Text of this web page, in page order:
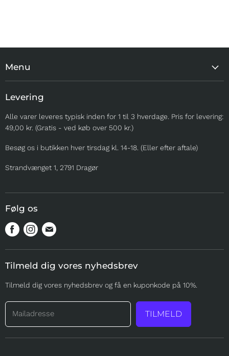
Menu
TIL HJEMMET
TIL TUREN
TIL UDSTILLING
TIL OPDRÆTTERE
SOMMER
Levering
Alle varer leveres typisk inden for 1 til 3 hverdage. Pris for levering:
49,00 kr. (Gratis - ved køb over 500 kr.)
Besøg os i butikken hver tirsdag kl. 14-18. (Eller efter aftale)
Strandvænget 1, 2791 Dragør
Følg os
Find
Facebook
Find
Instagram
Find
Mail
Tilmeld dig vores nyhedsbrev
Tilmeld dig vores nyhedsbrev og få en kuponkode på 10%.
Mailadresse TILMELD